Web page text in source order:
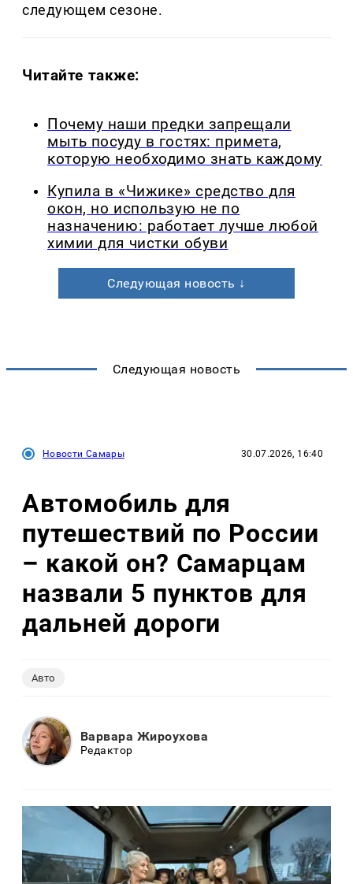
следующем сезоне.
Читайте также:
Почему наши предки запрещали
мыть посуду в гостях: примета,
которую необходимо знать каждому
Купила в «Чижике» средство для
окон, но использую не по
назначению: работает лучше любой
химии для чистки обуви
Следующая новость ↓
Следующая новость
Новости Самары 30.07.2026, 16:40
Автомобиль для
путешествий по России
– какой он? Самарцам
назвали 5 пунктов для
дальней дороги
Авто
Варвара Жироухова
Редактор